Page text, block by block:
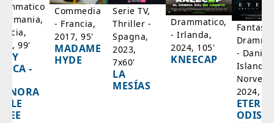
99'
-
Commedia
- Francia,
2017, 95'
MADAME
HYDE
Serie TV,
Thriller -
Spagna,
2023,
7x60'
LA
MESÍAS
Drammatico,
- Irlanda,
2024, 105'
KNEECAP
-
Islanda,
2024,